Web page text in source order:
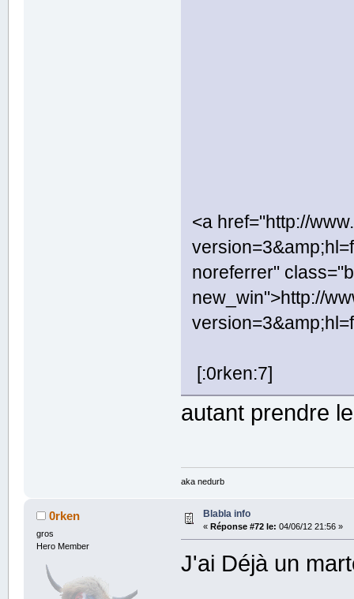
<a href="http://
noreferrer"
new_win">http://
[:0rken:7]
autant prendre
aka nedurb
0rken
gros
Hero Member
Blabla info
« Réponse #72 le: 04/06/12 21:56 »
J'ai Déjà un